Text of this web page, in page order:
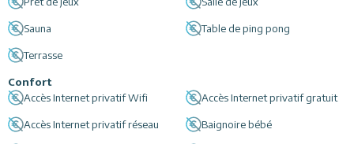
Sauna Table de ping pong
Terrasse
Confort
Accès Internet privatif Wifi Accès Internet privatif gratuit
Accès Internet privatif réseau Baignoire bébé